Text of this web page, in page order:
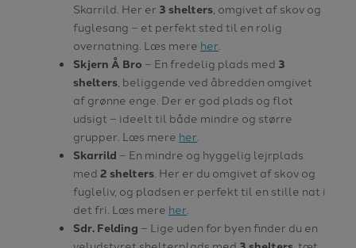
Skarrild. Her er 3 shelters, omgivet af skov og
fuglesang – et perfekt sted til en rolig
overnatning. Læs mere her.
Skjern Å Bro – En fredelig plads med 3
shelters, beliggende ved åbredden omgivet
af grønne enge. Der er god plads og flot
udsigt – ideelt til både mindre og større
grupper. Læs mere her.
Skarrild – En mindre og hyggelig lejrplads
med 2 shelters. Her er du omgivet af skov og
fugleliv, og pladsen er perfekt til en stille nat i
det fri. Læs mere her.
Sdr. Felding – Lige uden for byen finder du en